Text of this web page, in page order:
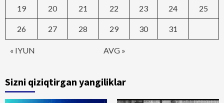
« IYUN AVG »
19 20 21 22 23 24 25
26 27 28 29 30 31
Sizni qiziqtirgan yangiliklar